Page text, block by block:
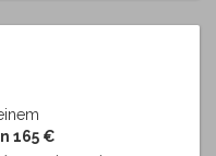
165 €